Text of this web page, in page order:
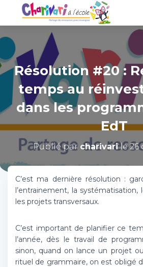
Résolution #20 :
temps au
dans les
EdT
Publié par charivarile26
C’est ma dernière résolution :
l’entrainement, la systématisation,
les projets transversaux.
C’est important de planifier ce
l’année, dès le travail de
sinon, quand on lance un projet
rituel de grammaire, on est obligé